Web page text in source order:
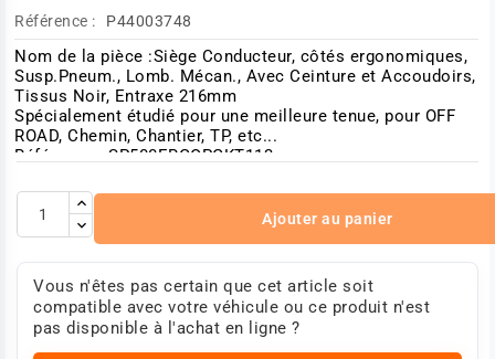
Référence : P44003748
Nom de la pièce :Siège Conducteur, côtés ergonomiques,
Susp.Pneum., Lomb. Mécan., Avec Ceinture et Accoudoirs,
Tissus Noir, Entraxe 216mm
Spécialement étudié pour une meilleure tenue, pour OFF
ROAD, Chemin, Chantier, TP, etc...
Référence : SP500ERGOPGKT113
Ajouter au panier
Vous n'êtes pas certain que cet article soit
compatible avec votre véhicule ou ce produit n'est
pas disponible à l'achat en ligne ?